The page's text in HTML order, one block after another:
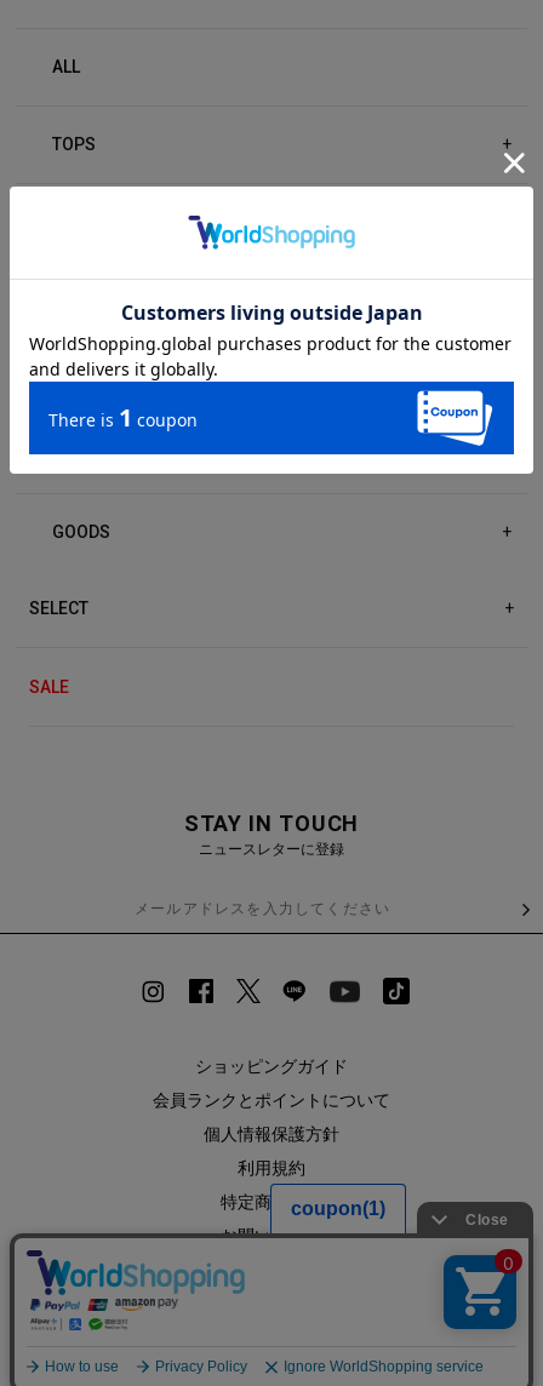
ALL
TOPS +
DRESS/ONE-PIECE
ACCESSORIES +
GOODS +
SELECT +
SALE
STAY IN TOUCH
ニュースレターに登録
ショッピングガイド
会員ランクとポイントについて
個人情報保護方針
利用規約
特定商取引法
お問い合わせ
企業情報